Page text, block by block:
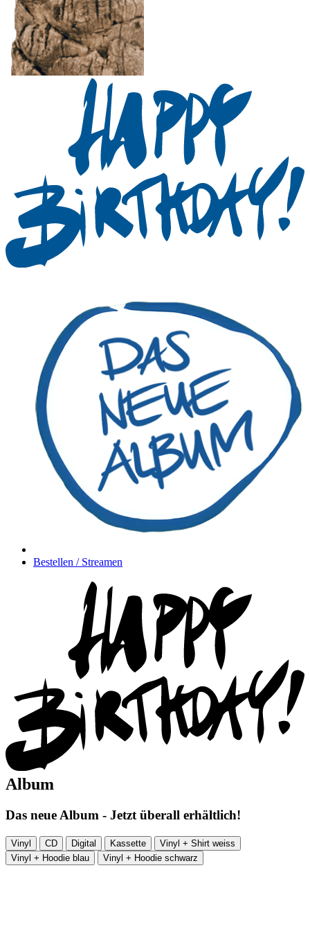
Bestellen / Streamen
Album
Das neue Album - Jetzt überall erhältlich!
Vinyl CD Digital Kassette
Vinyl + Shirt weiss
Vinyl + Hoodie blau
Vinyl + Hoodie schwarz